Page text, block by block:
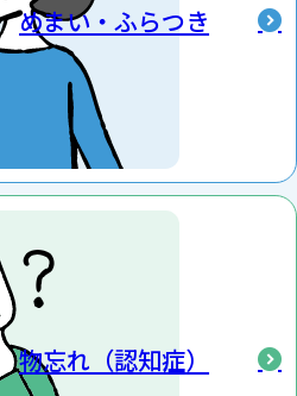
違いを一般の方々が見極め
ることがある、認知症を
場合は、遠慮なく当院を
の忘れ患者さまや同居す
から始めていきます。
、その患者さまに対する認
R 等）を行います。
めまい・ふらつき
物忘れ（認知症）